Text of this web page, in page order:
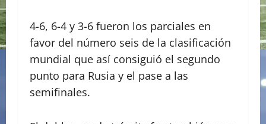
4-6, 6-4 y 3-6 fueron los parciales en
favor del número seis de la clasificación
mundial que así consiguió el segundo
punto para Rusia y el pase a las
semifinales.